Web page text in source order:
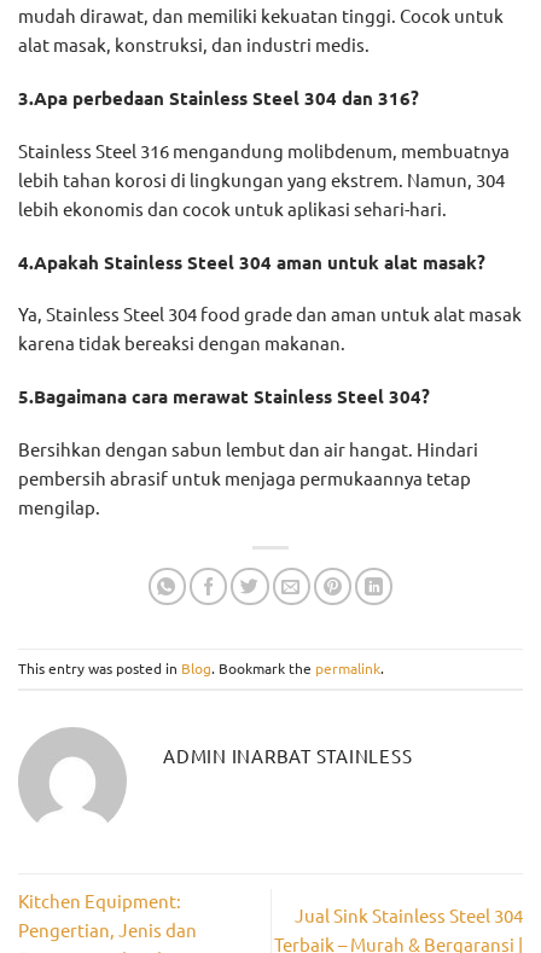
mudah dirawat, dan memiliki kekuatan tinggi. Cocok untuk
alat masak, konstruksi, dan industri medis.
3.Apa perbedaan Stainless Steel 304 dan 316?
Stainless Steel 316 mengandung molibdenum, membuatnya
lebih tahan korosi di lingkungan yang ekstrem. Namun, 304
lebih ekonomis dan cocok untuk aplikasi sehari-hari.
4.Apakah Stainless Steel 304 aman untuk alat masak?
Ya, Stainless Steel 304 food grade dan aman untuk alat masak
karena tidak bereaksi dengan makanan.
5.Bagaimana cara merawat Stainless Steel 304?
Bersihkan dengan sabun lembut dan air hangat. Hindari
pembersih abrasif untuk menjaga permukaannya tetap
mengilap.
This entry was posted in Blog. Bookmark the permalink.
ADMIN INARBAT STAINLESS
Kitchen Equipment:
Pengertian, Jenis dan
Jual Sink Stainless Steel 304
Terbaik – Murah & Bergaransi |